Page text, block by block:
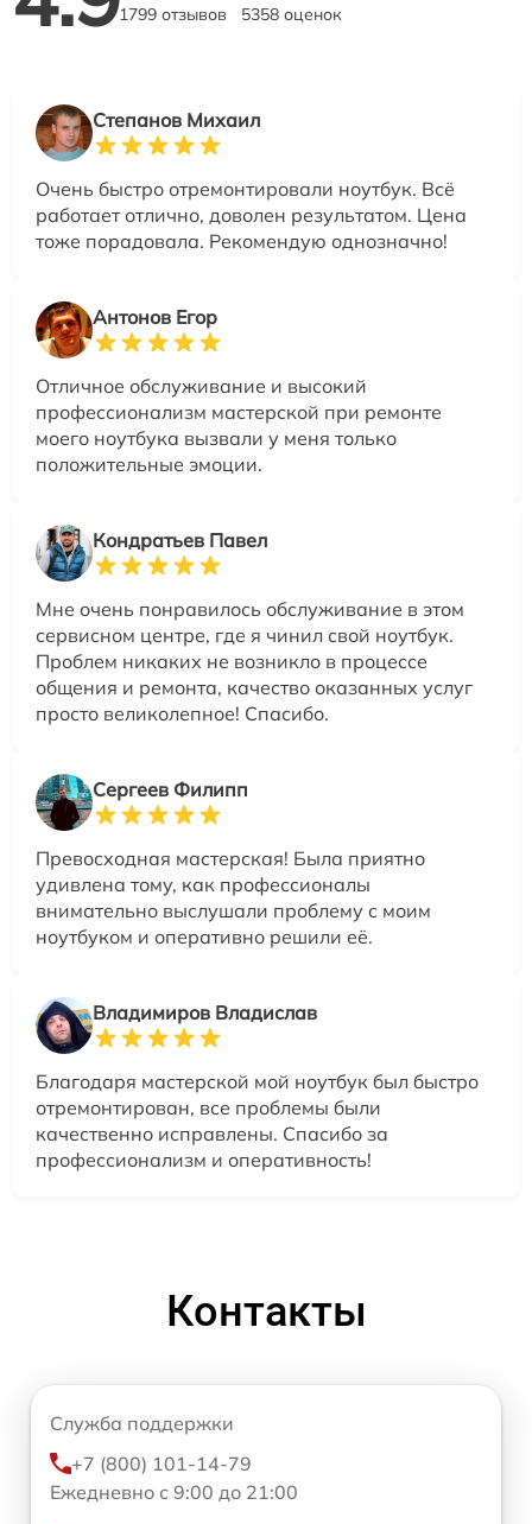
1799 отзывов 5358 оценок
Степанов Михаил
Очень быстро отремонтировали ноутбук. Всё
работает отлично, доволен результатом. Цена
тоже порадовала. Рекомендую однозначно!
Антонов Егор
Отличное обслуживание и высокий
профессионализм мастерской при ремонте
моего ноутбука вызвали у меня только
положительные эмоции.
Кондратьев Павел
Мне очень понравилось обслуживание в этом
сервисном центре, где я чинил свой ноутбук.
Проблем никаких не возникло в процессе
общения и ремонта, качество оказанных услуг
просто великолепное! Спасибо.
Сергеев Филипп
Превосходная мастерская! Была приятно
удивлена тому, как профессионалы
внимательно выслушали проблему с моим
ноутбуком и оперативно решили её.
Владимиров Владислав
Благодаря мастерской мой ноутбук был быстро
отремонтирован, все проблемы были
качественно исправлены. Спасибо за
профессионализм и оперативность!
Контакты
Служба поддержки
+7 (800) 101-14-79
Ежедневно с 9:00 до 21:00